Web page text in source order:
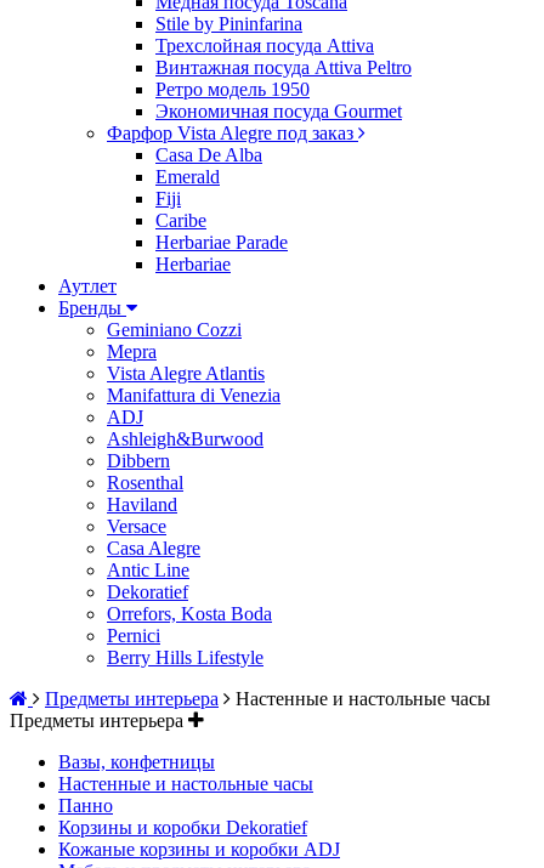
Stile by Pininfarina
Трехслойная посуда Attiva
Винтажная посуда Attiva Peltro
Ретро модель 1950
Экономичная посуда Gourmet
Фарфор Vista Alegre под заказ
Casa De Alba
Emerald
Fiji
Caribe
Herbariae Parade
Herbariae
Аутлет
Бренды
Geminiano Cozzi
Mepra
Vista Alegre Atlantis
Manifattura di Venezia
ADJ
Ashleigh&Burwood
Dibbern
Rosenthal
Haviland
Versace
Casa Alegre
Antic Line
Dekoratief
Orrefors, Kosta Boda
Pernici
Berry Hills Lifestyle
Предметы интерьера
Настенные и настольные часы
Предметы интерьера
Вазы, конфетницы
Настенные и настольные часы
Панно
Корзины и коробки Dekoratief
Кожаные корзины и коробки ADJ